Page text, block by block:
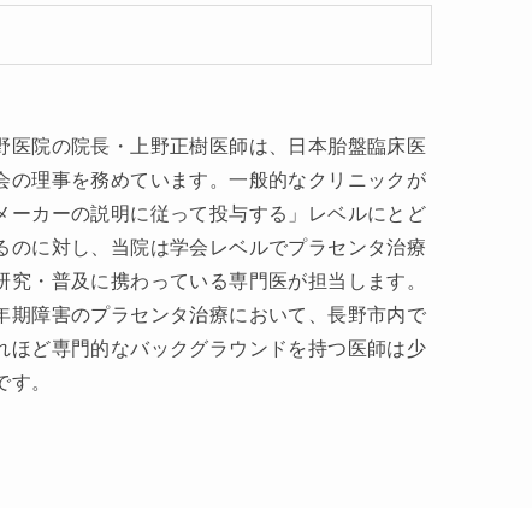
医院の院長・上野正樹医師は、日本胎盤臨床医
の理事を務めています。一般的なクリニックが
ーカーの説明に従って投与する」レベルにとど
のに対し、当院は学会レベルでプラセンタ治療
究・普及に携わっている専門医が担当します。
期障害のプラセンタ治療において、長野市内で
ほど専門的なバックグラウンドを持つ医師は少
す。